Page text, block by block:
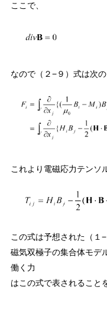
ここで、
なので（２−９）式は次の
これより電磁応力テンソ
この式は予想された（１
磁気双極子の集合体モデ
働く力
はこの式で表されること